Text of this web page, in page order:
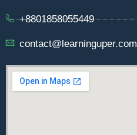
+8801858055449
contact@learninguper.com